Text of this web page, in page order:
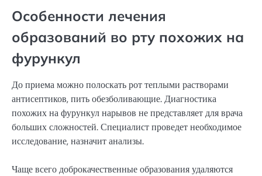
Особенности лечения
образований во рту похожих на
фурункул
До приема можно полоскать рот теплыми растворами
антисептиков, пить обезболивающие. Диагностика
похожих на фурункул нарывов не представляет для врача
больших сложностей. Специалист проведет необходимое
исследование, назначит анализы.
Чаще всего доброкачественные образования удаляются